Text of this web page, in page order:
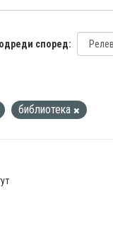
според
библиотека